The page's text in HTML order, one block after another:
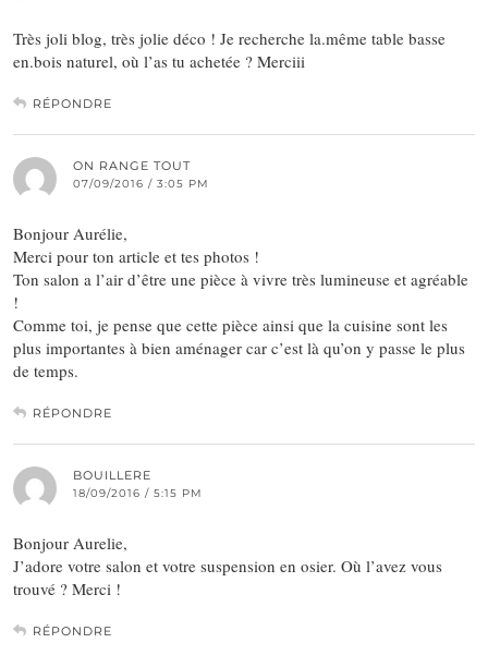
Très joli blog, très jolie déco ! Je recherche la.même table basse
en.bois naturel, où l’as tu achetée ? Merciii
RÉPONDRE
ON RANGE TOUT
07/09/2016 / 3:05 PM
Bonjour Aurélie,
Merci pour ton article et tes photos !
Ton salon a l’air d’être une pièce à vivre très lumineuse et agréable
!
Comme toi, je pense que cette pièce ainsi que la cuisine sont les
plus importantes à bien aménager car c’est là qu’on y passe le plus
de temps.
RÉPONDRE
BOUILLERE
18/09/2016 / 5:15 PM
Bonjour Aurelie,
J’adore votre salon et votre suspension en osier. Où l’avez vous
trouvé ? Merci !
RÉPONDRE